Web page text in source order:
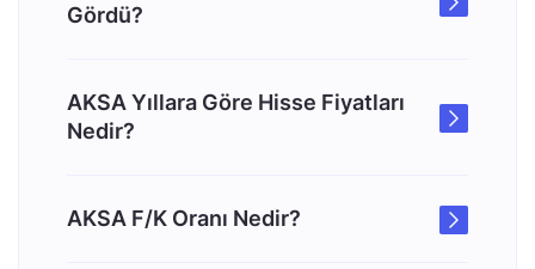
Gördü?
AKSA Yıllara Göre Hisse Fiyatları
Nedir?
AKSA F/K Oranı Nedir?